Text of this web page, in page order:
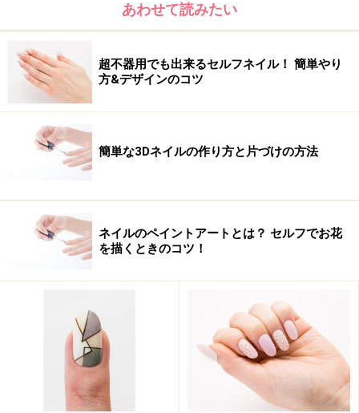
日本より安く、華やかネイルにチャレン
ジ！
■ネイルサロンココ
南国の雰囲気あふれるサロン内で、ゆった
りマッサージも受けられます。
St Honolulu, Hawaii 96815（地図は
ら） 電話番号 808-923-4044 営業時間 9:30
am～19:30 pm 年中無休
■nadine HAWAII
DFS近く。ワイキキショッ
ピングプラザ隣のビルにあるのでどのホテ
ルからもアクセスしやすい場所です。日本
で人気のネイリスト、高野尚子さんプロデ
あわせて読みたい
超不器用でも出来るセルフネイル！ 簡単やり
方&デザインのコツ
簡単な3Dネイルの作り方と片づけの方法
ネイルのペイントアートとは？ セルフでお花
を描くときのコツ！